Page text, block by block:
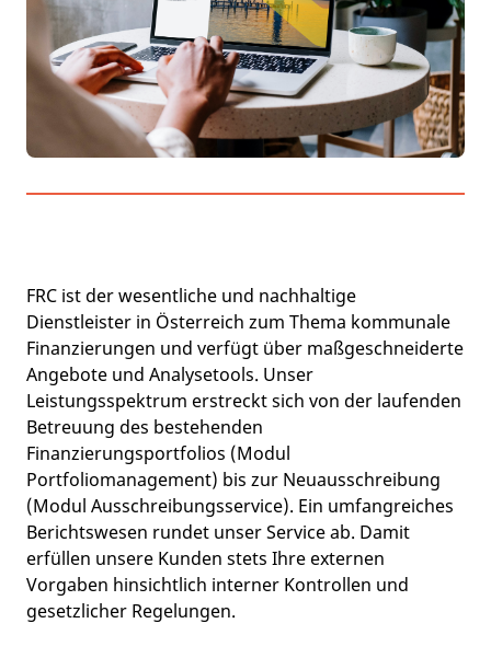
FRC ist der wesentliche und nachhaltige
Dienstleister in Österreich zum Thema kommunale
Finanzierungen und verfügt über maßgeschneiderte
Angebote und Analysetools. Unser
Leistungsspektrum erstreckt sich von der laufenden
Betreuung des bestehenden
Finanzierungsportfolios (Modul
Portfoliomanagement) bis zur Neuausschreibung
(Modul Ausschreibungsservice). Ein umfangreiches
Berichtswesen rundet unser Service ab. Damit
erfüllen unsere Kunden stets Ihre externen
Vorgaben hinsichtlich interner Kontrollen und
gesetzlicher Regelungen.